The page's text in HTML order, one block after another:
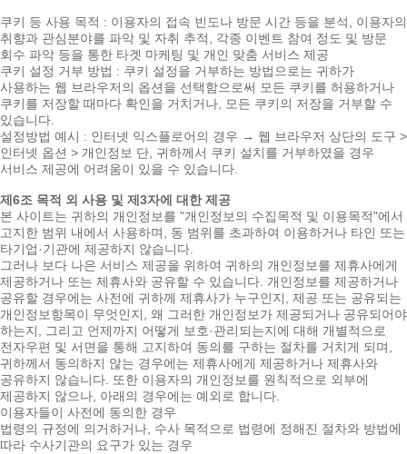
쿠키 등 사용 목적 : 이용자의 접속 빈도나 방문 시간 등을 분석, 이용자의
취향과 관심분야를 파악 및 자취 추적, 각종 이벤트 참여 정도 및 방문
회수 파악 등을 통한 타겟 마케팅 및 개인 맞춤 서비스 제공
쿠키 설정 거부 방법 : 쿠키 설정을 거부하는 방법으로는 귀하가
사용하는 웹 브라우저의 옵션을 선택함으로써 모든 쿠키를 허용하거나
쿠키를 저장할 때마다 확인을 거치거나, 모든 쿠키의 저장을 거부할 수
있습니다.
설정방법 예시 : 인터넷 익스플로어의 경우 → 웹 브라우저 상단의 도구 >
인터넷 옵션 > 개인정보 단, 귀하께서 쿠키 설치를 거부하였을 경우
서비스 제공에 어려움이 있을 수 있습니다.
제6조 목적 외 사용 및 제3자에 대한 제공
본 사이트는 귀하의 개인정보를 "개인정보의 수집목적 및 이용목적"에서
고지한 범위 내에서 사용하며, 동 범위를 초과하여 이용하거나 타인 또는
타기업·기관에 제공하지 않습니다.
그러나 보다 나은 서비스 제공을 위하여 귀하의 개인정보를 제휴사에게
제공하거나 또는 제휴사와 공유할 수 있습니다. 개인정보를 제공하거나
공유할 경우에는 사전에 귀하께 제휴사가 누구인지, 제공 또는 공유되는
개인정보항목이 무엇인지, 왜 그러한 개인정보가 제공되거나 공유되어야
하는지, 그리고 언제까지 어떻게 보호·관리되는지에 대해 개별적으로
전자우편 및 서면을 통해 고지하여 동의를 구하는 절차를 거치게 되며,
귀하께서 동의하지 않는 경우에는 제휴사에게 제공하거나 제휴사와
공유하지 않습니다. 또한 이용자의 개인정보를 원칙적으로 외부에
제공하지 않으나, 아래의 경우에는 예외로 합니다.
이용자들이 사전에 동의한 경우
법령의 규정에 의거하거나, 수사 목적으로 법령에 정해진 절차와 방법에
따라 수사기관의 요구가 있는 경우